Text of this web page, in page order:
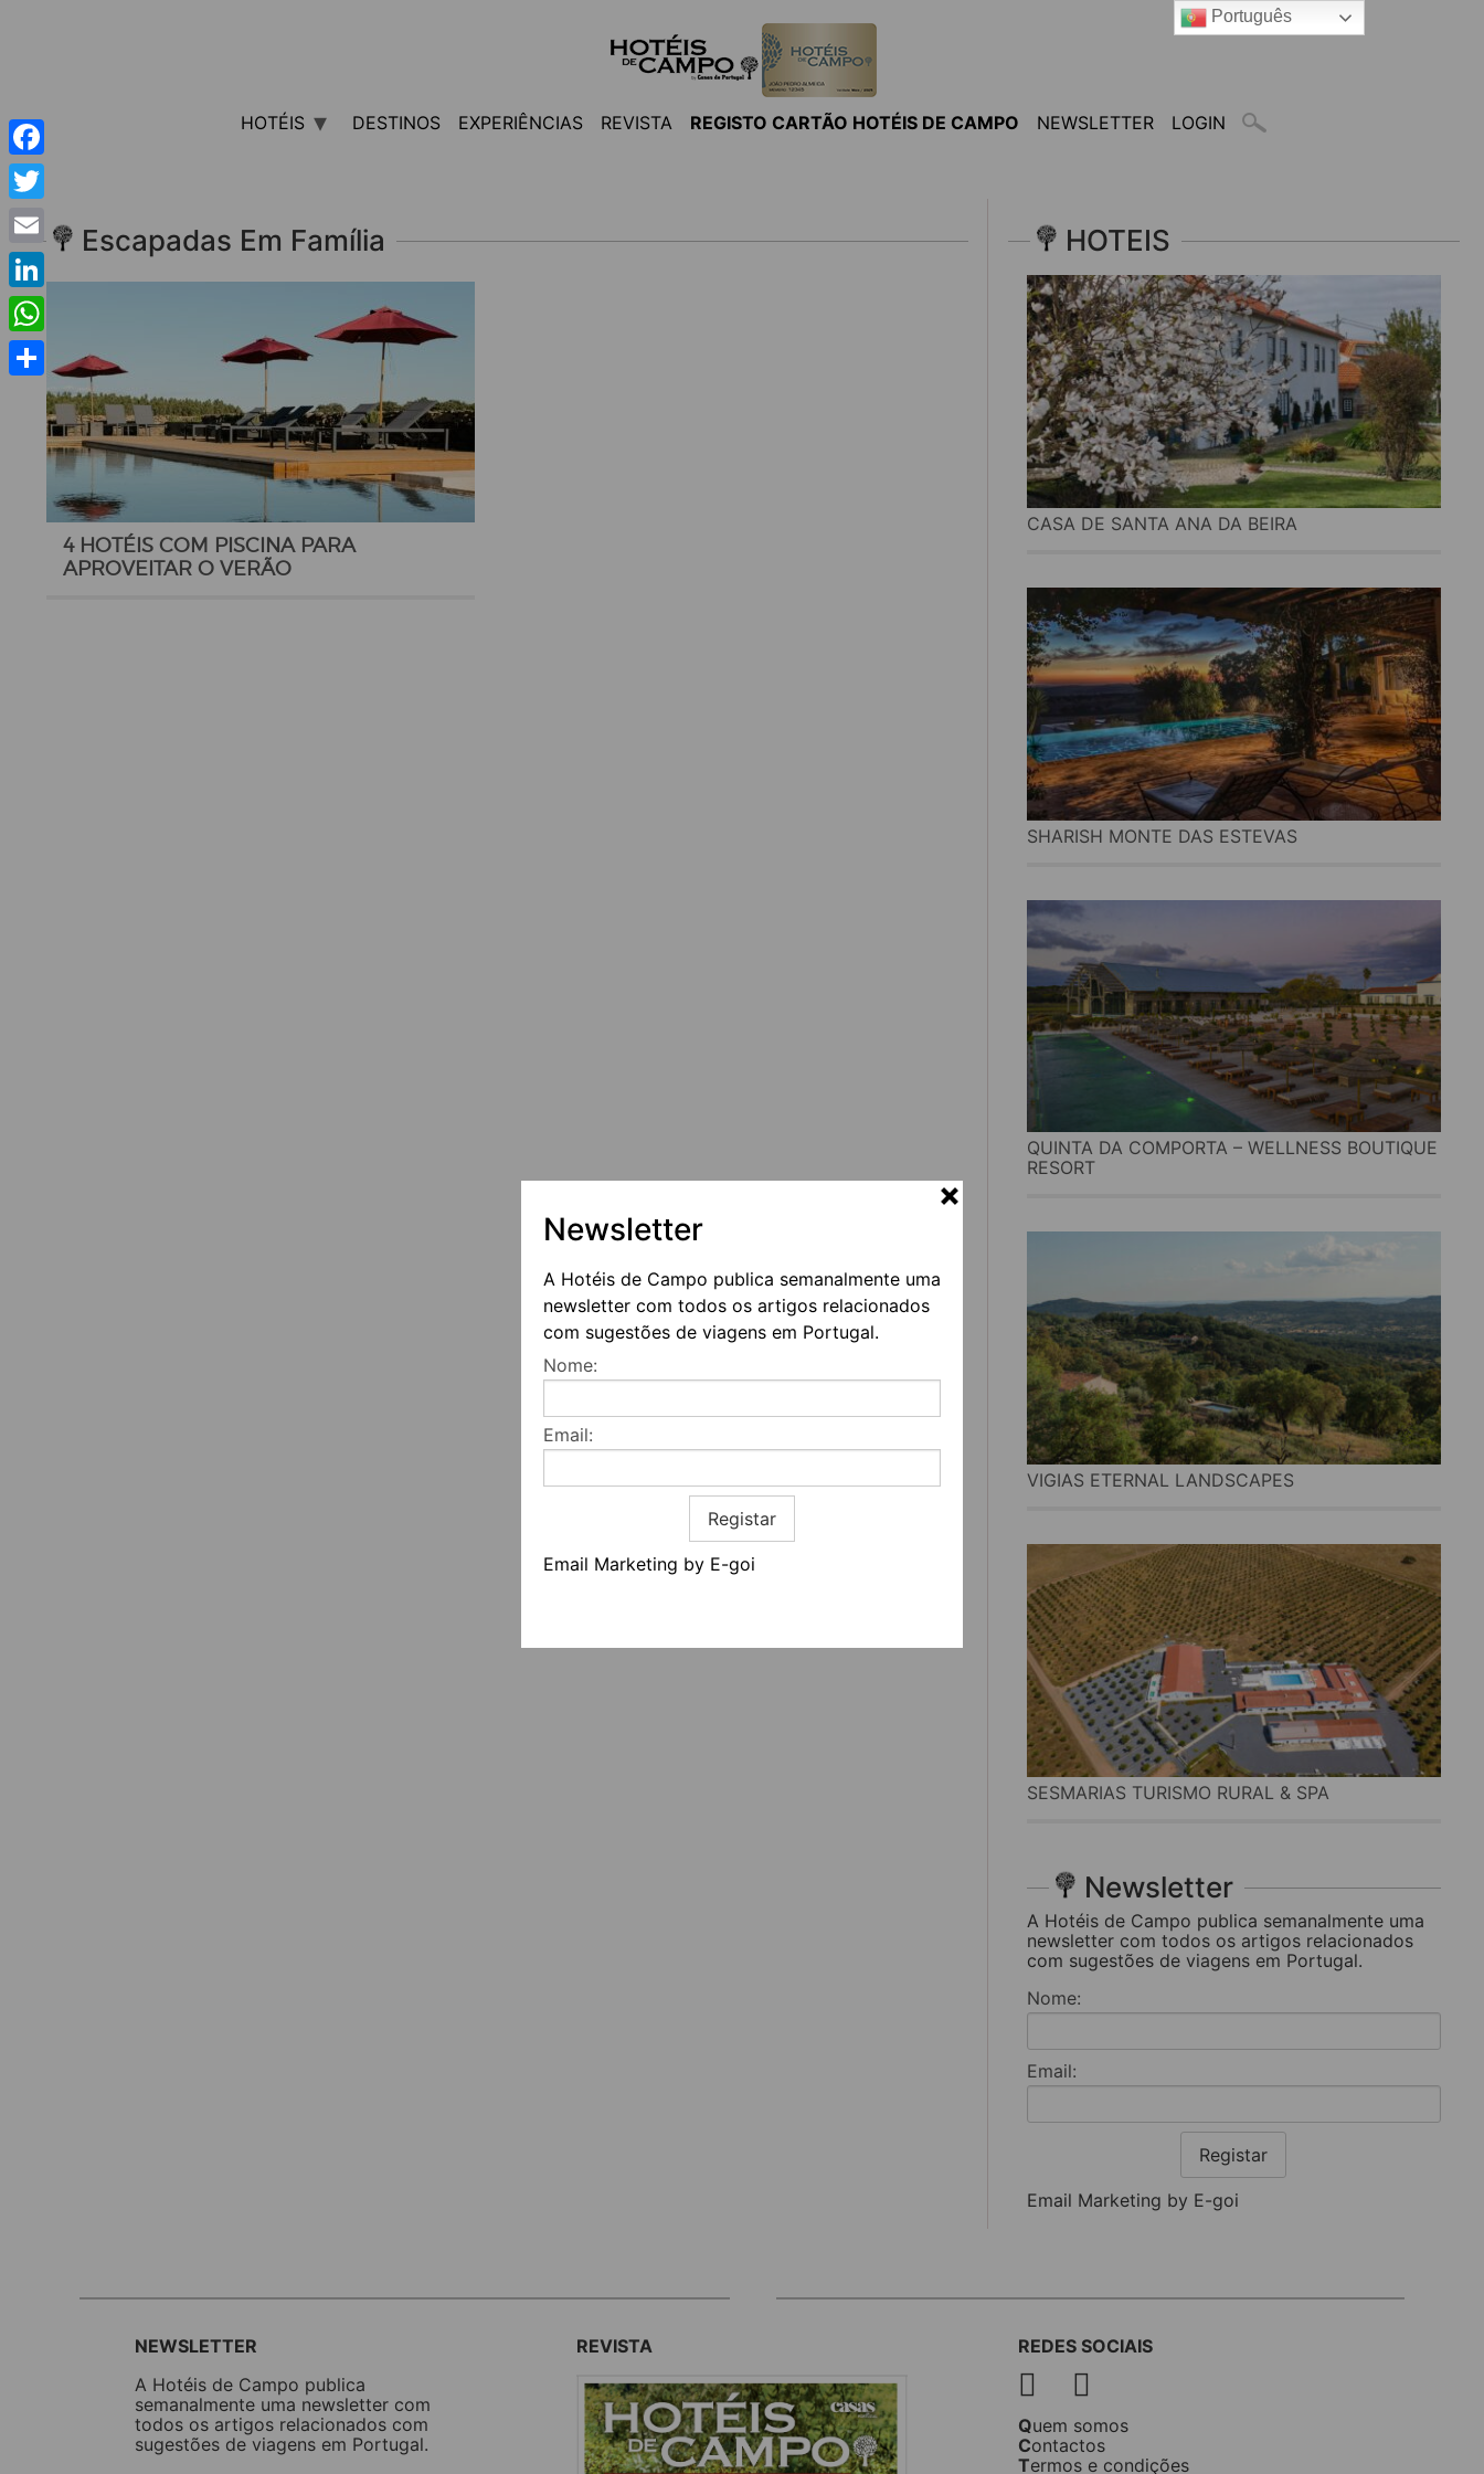
Newsletter
A Hotéis de Campo publica semanalmente uma
newsletter com todos os artigos relacionados
com sugestões de viagens em Portugal.
Nome:
Email:
Registar
Email Marketing by E-goi
HOTÉIS DESTINOS EXPERIÊNCIAS REVISTA REGISTO CARTÃO HOTÉIS DE CAMPO NEWSLETTER LOGIN
Escapadas Em Família
4 HOTÉIS COM PISCINA PARA
APROVEITAR O VERÃO
HOTEIS
CASA DE SANTA ANA DA BEIRA
SHARISH MONTE DAS ESTEVAS
QUINTA DA COMPORTA – WELLNESS BOUTIQUE
RESORT
VIGIAS ETERNAL LANDSCAPES
SESMARIAS TURISMO RURAL & SPA
Newsletter
A Hotéis de Campo publica semanalmente uma
newsletter com todos os artigos relacionados
com sugestões de viagens em Portugal.
Nome:
Email:
Registar
Email Marketing by E-goi
NEWSLETTER
A Hotéis de Campo publica
semanalmente uma newsletter com
todos os artigos relacionados com
sugestões de viagens em Portugal.
REVISTA REDES SOCIAIS
Quem somos
Contactos
Termos e condições
Facebook
Twitter
Email
LinkedIn
WhatsApp
Share
Português